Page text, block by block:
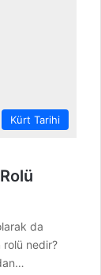
Kürt Tarihi
da
rolü nedir?